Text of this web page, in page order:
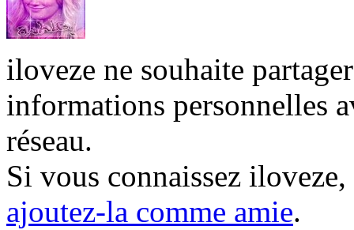
iloveze ne souhaite
informations personnelles
réseau.
Si vous connaissez iloveze,
ajoutez-la comme amie.